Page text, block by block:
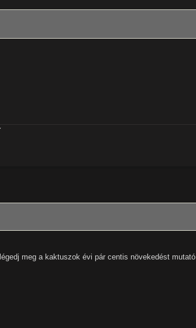
meg a kaktuszok évi pár centis növekedést mutató